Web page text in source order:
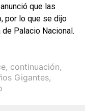
que las
por lo que se dijo
Palacio Nacional.
, continuación,
Gigantes,